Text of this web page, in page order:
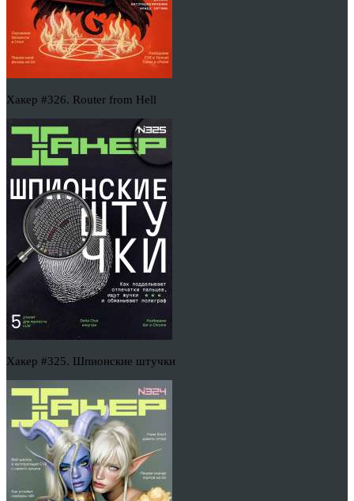
Хакер #326. Router from Hell
Хакер #325. Шпионские штучки